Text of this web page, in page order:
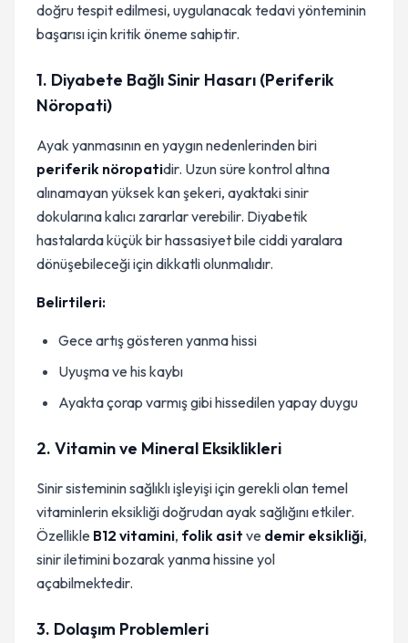
doğru tespit edilmesi, uygulanacak tedavi yönteminin
başarısı için kritik öneme sahiptir.
1. Diyabete Bağlı Sinir Hasarı (Periferik
Nöropati)
Ayak yanmasının en yaygın nedenlerinden biri
periferik nöropatidir. Uzun süre kontrol altına
alınamayan yüksek kan şekeri, ayaktaki sinir
dokularına kalıcı zararlar verebilir. Diyabetik
hastalarda küçük bir hassasiyet bile ciddi yaralara
dönüşebileceği için dikkatli olunmalıdır.
Belirtileri:
Gece artış gösteren yanma hissi
Uyuşma ve his kaybı
Ayakta çorap varmış gibi hissedilen yapay duygu
2. Vitamin ve Mineral Eksiklikleri
Sinir sisteminin sağlıklı işleyişi için gerekli olan temel
vitaminlerin eksikliği doğrudan ayak sağlığını etkiler.
Özellikle B12 vitamini, folik asit ve demir eksikliği,
sinir iletimini bozarak yanma hissine yol
açabilmektedir.
3. Dolaşım Problemleri